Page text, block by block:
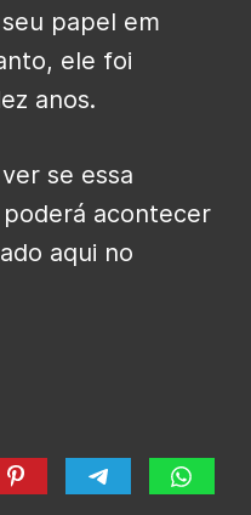
papel em
ele foi
anos.
se essa
acontecer
aqui no